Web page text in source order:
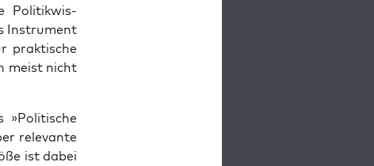
Poli­tik­wis­
Instru­ment
prak­tis­che
meist nicht
»Poli­tis­che
rel­e­vante
ist dabei